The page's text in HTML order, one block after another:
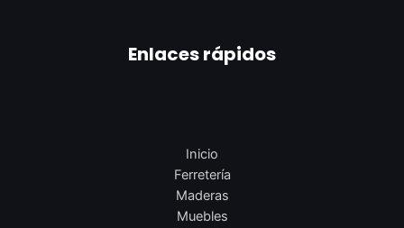
Enlaces rápidos
Inicio
Ferretería
Maderas
Muebles